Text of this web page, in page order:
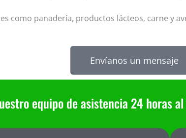
como panadería, productos lácteos, carne y
Envíanos un mensaje
equipo de asistencia 24 horas